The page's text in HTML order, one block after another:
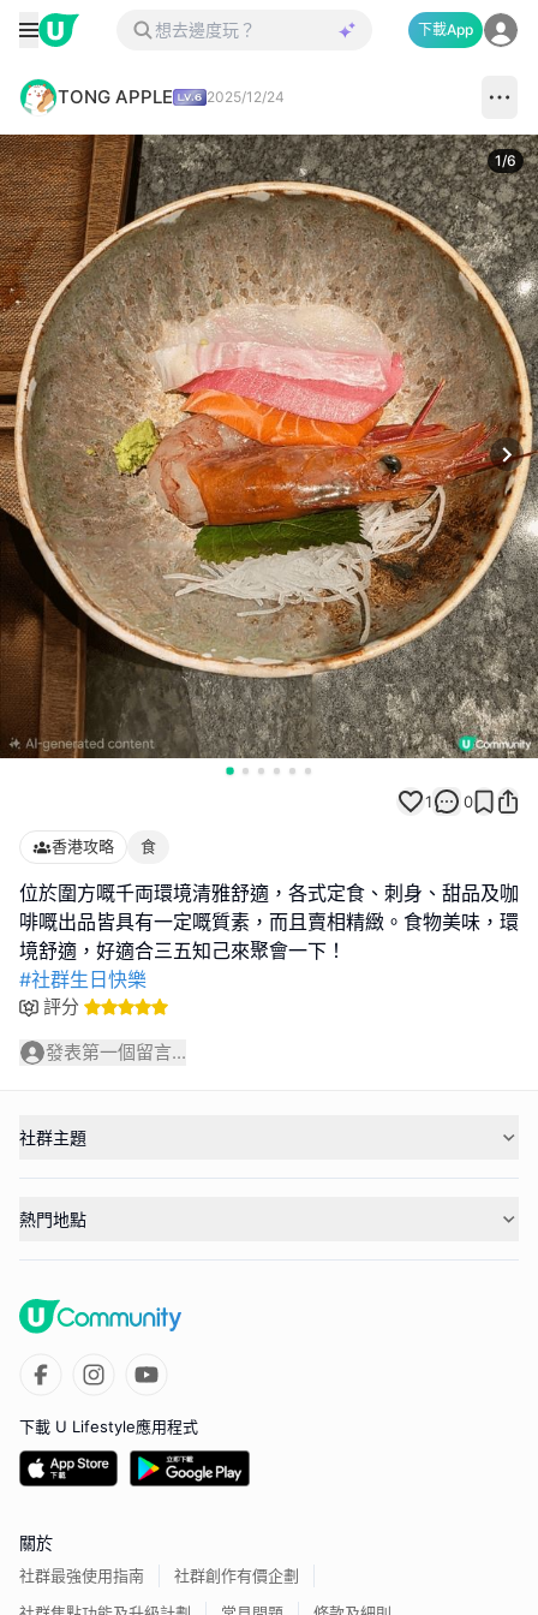
下載App
TONG APPLE 2025/12/24
1/6
1 0
香港攻略 食
位於圍方嘅千両環境清雅舒適，各式定食、刺身、甜品及咖
啡嘅出品皆具有一定嘅質素，而且賣相精緻。食物美味，環
#社群生日快樂
評分
發表第一個留言...
社群主題
熱門地點
下載 U Lifestyle應用程式
關於
社群最強使用指南
社群創作有價企劃